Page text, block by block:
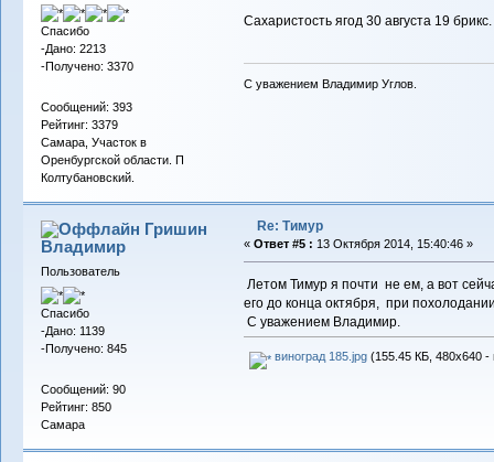
Спасибо
-Дано: 2213
-Получено: 3370
Сообщений: 393
Рейтинг: 3379
Самара, Участок в
Оренбургской области. П
Колтубановский.
Сахаристость ягод 30 августа 19
С уважением Владимир Углов.
Гришин
Владимир
Пользователь
Спасибо
-Дано: 1139
-Получено: 845
Сообщений: 90
Рейтинг: 850
Самара
Re: Тимур
« Ответ #5 : 13 Октября 2014, 15:40:46 »
Летом Тимур я почти не ем, а вот
его до конца октября, при
С уважением Владимир.
виноград 185.jpg(155.45 КБ, 480x640 -